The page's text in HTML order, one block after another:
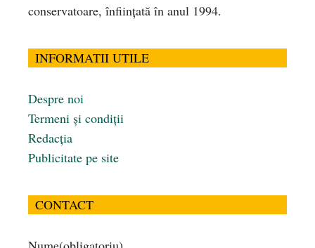
conservatoare, înfiinţată în anul 1994.
INFORMATII UTILE
Despre noi
Termeni și condiții
Redacția
Publicitate pe site
CONTACT